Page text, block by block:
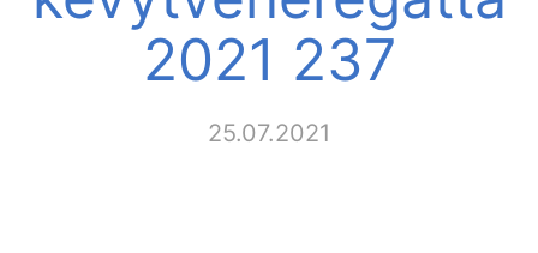
2021 237
25.07.2021